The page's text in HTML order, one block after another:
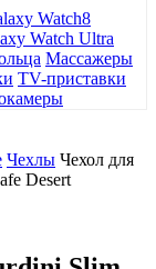
Watch8
Watch Ultra
Массажеры
TV-приставки
Чехлы Чехол для
Desert